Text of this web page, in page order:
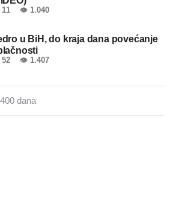
11 👁 1.040
u BiH, do kraja dana povećanje
52 👁 1.407
dana